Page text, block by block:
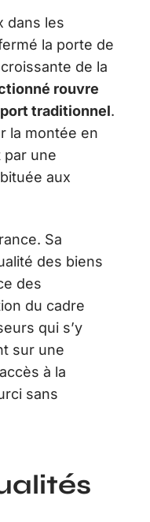
dans les
la porte de
de la
rouvre
traditionnel.
la montée en
par une
aux
Sa
des biens
des
du cadre
qui s’y
sur une
à la
sans